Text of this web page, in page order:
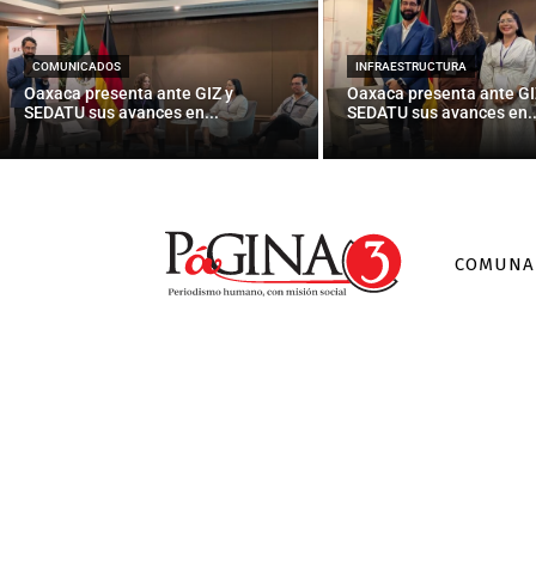
COMUNICADOS
Oaxaca presenta ante GIZ y
SEDATU sus avances en...
INFRAESTRUCTURA
Oaxaca presenta ante
SEDATU sus avances